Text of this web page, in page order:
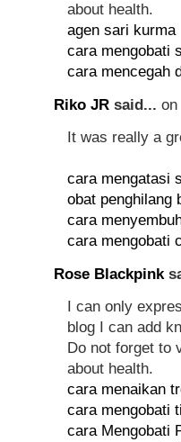
about health.
agen sari kurma
cara mengobati
cara mencegah
Riko JR said... on
It was really a
cara mengatasi
obat penghilang
cara
cara mengobati
Rose Blackpink
I can only
blog I can add
Do not forget to
about health.
cara menaikan
cara mengobati
cara Mengobati